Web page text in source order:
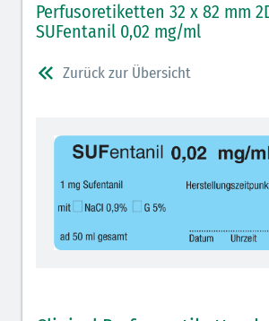
Benzodiazepine (orange)
Muskelrelaxantien (weiß-rot)
Opiate/Opioide (hellblau)
Vasopressoren (hellviolett)
Antihypertonika/Vasodilatantien
schraffiert)
Cholinergika (hellgrün schraffiert)
Perfusoretiketten 32 x 82 mm
SUFentanil 0,02 mg/ml
Zurück zur Übersicht